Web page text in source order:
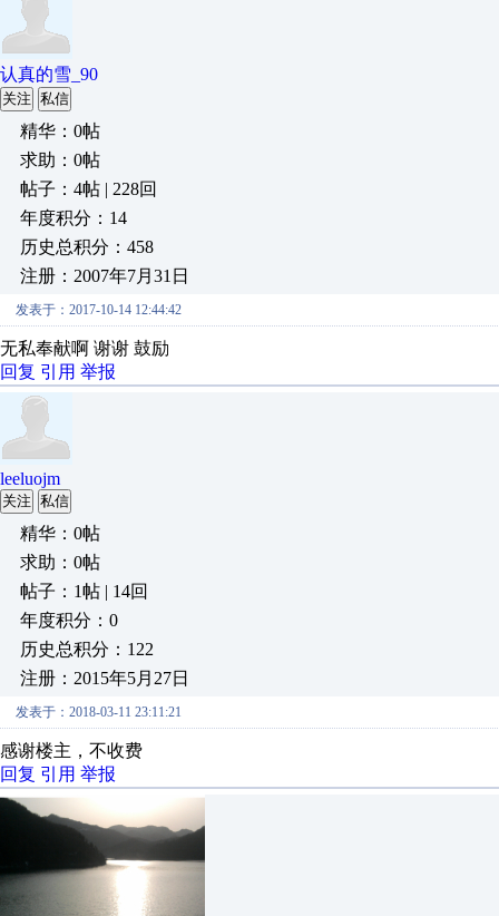
认真的雪_90
关注 私信
精华：0帖
求助：0帖
帖子：4帖 | 228回
年度积分：14
历史总积分：458
注册：2007年7月31日
发表于：2017-10-14 12:44:42
无私奉献啊 谢谢 鼓励
回复 引用 举报
leeluojm
关注 私信
精华：0帖
求助：0帖
帖子：1帖 | 14回
年度积分：0
历史总积分：122
注册：2015年5月27日
发表于：2018-03-11 23:11:21
感谢楼主，不收费
回复 引用 举报